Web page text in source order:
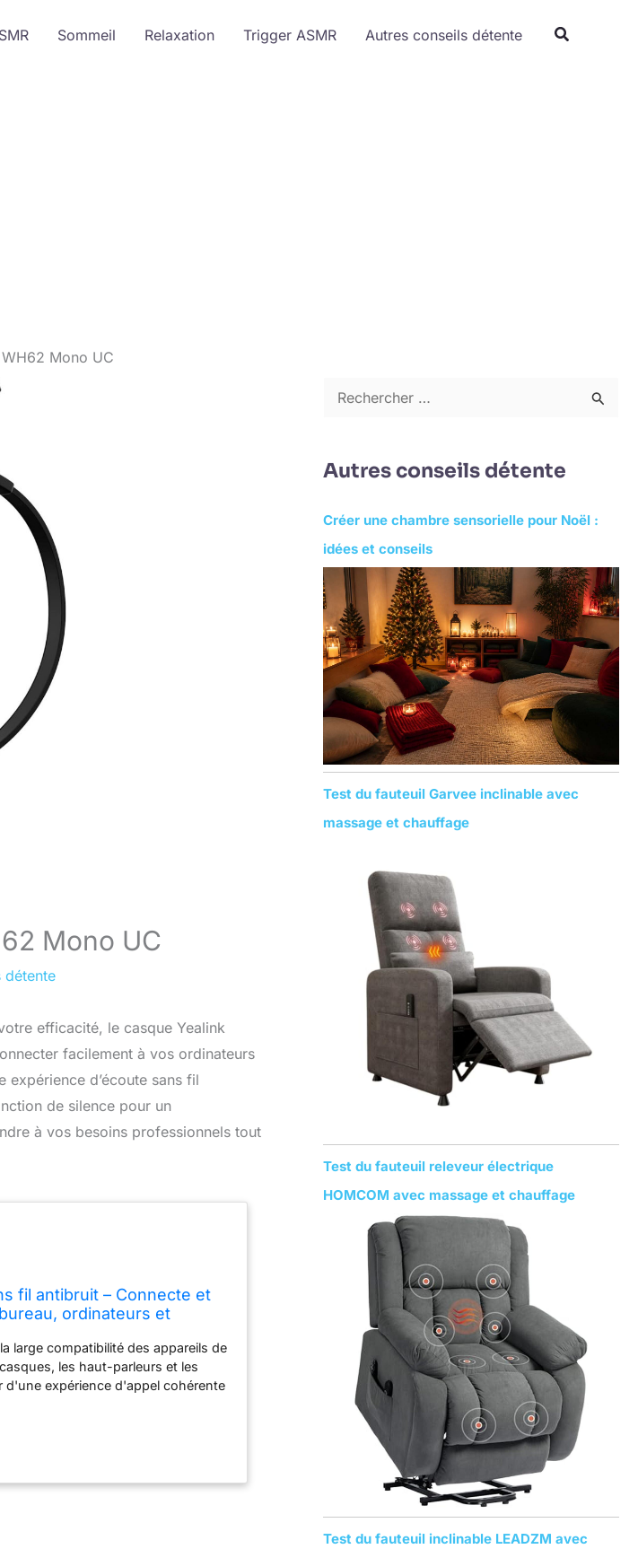
Sommeil Relaxation Trigger ASMR Autres conseils détente
Mono UC
Mono UC
détente
efficacité, le casque Yealink
facilement à vos ordinateurs
d’écoute sans fil
de silence pour un
à vos besoins professionnels tout
fil antibruit – Connecte et
ordinateurs et
large compatibilité des appareils de
les haut-parleurs et les
d'une expérience d'appel cohérente
réduits. Certifié pour
bouton dédié Teams pour activer
la liste de compatibilité pour
c
e
r
c
h
e
r
:
Autres conseils détente
Créer une chambre sensorielle pour Noël :
idées et conseils
Test du fauteuil Garvee inclinable avec
massage et chauffage
Test du fauteuil releveur électrique
HOMCOM avec massage et chauffage
Test du fauteuil inclinable LEADZM avec